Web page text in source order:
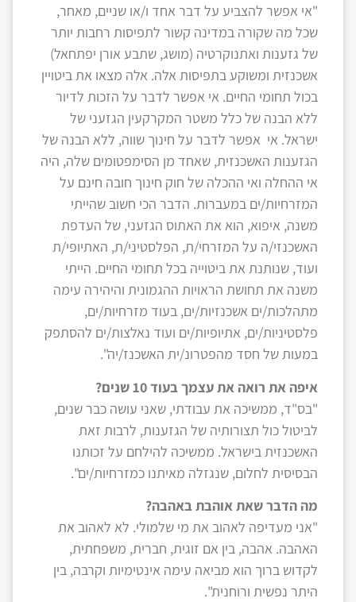
"אי אפשר להצביע על דבר אחד ו/או שניים, מאחר,
שכל מה שקורה במדינה קשור לתפיסות רחבות יותר
של גזענות ואתנוקרטיה (מושג, שתבע אורן יפתחאל)
אשכנזית ומשוקע בתפיסות אלה. אלה מצאו את ביטויין
בכול תחומי החיים. אי אפשר לדבר על הזכות לדיור
ללא הבנה של כלל משטר המקרקעין הגזעני של
ישראל. אי אפשר לדבר על חינוך שווה, ללא הבנה של
הגזענות האשכנזית, שאחד מן הסימפטומים שלה, היה
אי ההחלה ואי ההכלה של חוק חינוך חובה חינם על
המזרחיות/ים במעברות. הדבר הכי חשוב שהייתי
משנה, איפוא, הוא את האתוס הגזעני, של העדפת
האשכנזי/ה על המזרחי/ת, הפלסטיני/ת, האתיופי/ת
ועוד, שנותנת את ביטוייה בכל תחומי החיים. הייתי
משנה את תחושת הראויות ההגמונית והיהירה עימה
מתהלכות/ים אשכנזיות/ים, בעוד מזרחיות/ים,
פלסטיניות/ים, אתיופיות/ים ועוד נאלצות/ים להסתפק
במעות של חסד מהפטרונ/ית האשכנז/יה".
איפה את רואה את עצמך בעוד 10 שנים?
"בס"ד, ממשיכה את עבודתי, שאני עושה כבר שנים,
לביטול כול תצורותיה של הגזענות, לרבות זאת
האשכנזית בישראל. ממשיכה להילחם על זכותנו
הבסיסית לחלום, שנגזלה מאיתנו כמזרחיות/ים".
מה הדבר שאת אוהבת באהבה?
"אני מעדיפה לאהוב את מי שלמולי. לא לאהוב את
האהבה. אהבה, בין אם זוגית, חברית, משפחתית,
לקדוש ברוך הוא מביאה עימה אינטימיות וקרבה, בין
היתר נפשית ורוחנית".